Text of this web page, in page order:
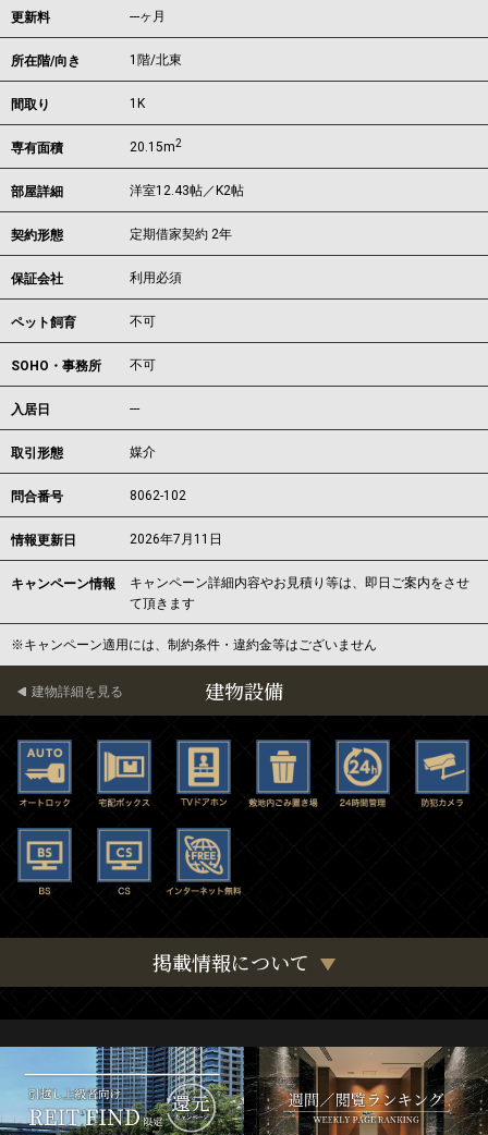
更新料 ---ヶ月
所在階/向き 1階/北東
間取り 1K
専有面積 20.15m2
部屋詳細 洋室12.43帖／K2帖
契約形態 定期借家契約 2年
保証会社 利用必須
ペット飼育 不可
SOHO・事務所 不可
入居日 ---
取引形態 媒介
問合番号 8062-102
情報更新日 2026年7月11日
キャンペーン情報
キャンペーン詳細内容やお見積り等は、即日ご案内をさせ
て頂きます
※キャンペーン適用には、制約条件・違約金等はございません
建物設備
建物詳細を見る
掲載情報について